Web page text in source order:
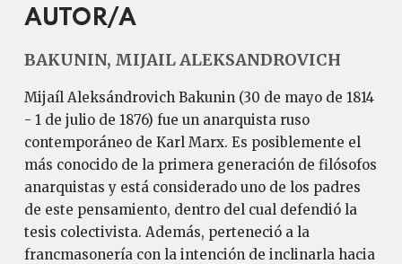
AUTOR/A
BAKUNIN, MIJAIL ALEKSANDROVICH
Mijaíl Aleksándrovich Bakunin (30 de mayo de 1814
- 1 de julio de 1876) fue un anarquista ruso
contemporáneo de Karl Marx. Es posiblemente el
más conocido de la primera generación de filósofos
anarquistas y está considerado uno de los padres
de este pensamiento, dentro del cual defendió la
tesis colectivista. Además, perteneció a la
francmasonería con la intención de inclinarla hacia